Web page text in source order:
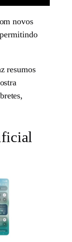
novos
resumos